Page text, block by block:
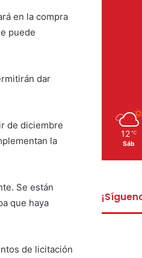
en la compra
puede
dar
de diciembre
la
Se están
que haya
de licitación
12 ℃
Sáb